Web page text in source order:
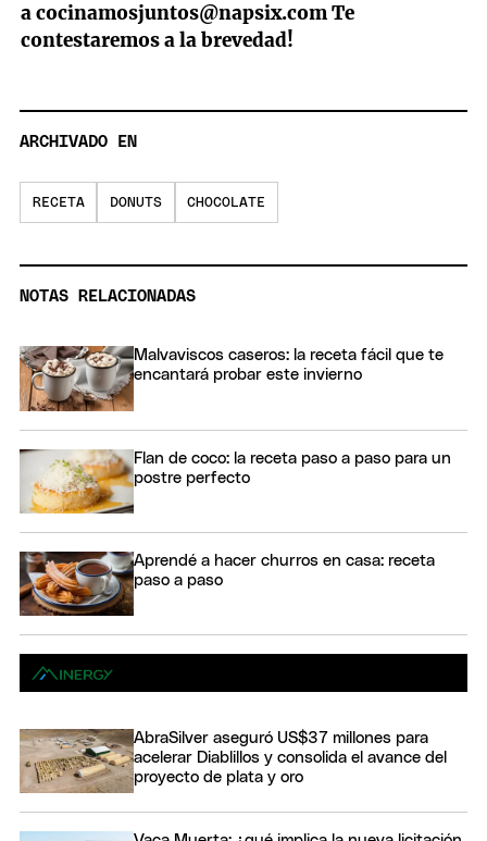
acocinamosjuntos@napsix.comTe
contestaremos a la brevedad!
ARCHIVADO EN
RECETA DONUTS CHOCOLATE
NOTAS RELACIONADAS
Malvaviscos caseros: la receta fácil que te
encantará probar este invierno
Flan de coco: la receta paso a paso para un
postre perfecto
Aprendé a hacer churros en casa: receta
paso a paso
AbraSilver aseguró US$37 millones para
acelerar Diablillos y consolida el avance del
proyecto de plata y oro